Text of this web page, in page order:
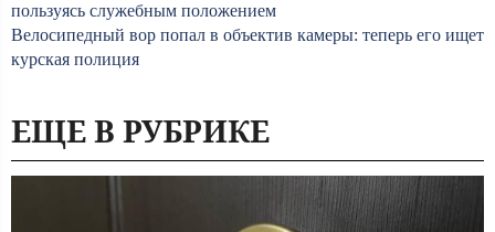
пользуясь служебным положением
Велосипедный вор попал в объектив камеры: теперь его ищет
курская полиция
ЕЩЕ В РУБРИКЕ